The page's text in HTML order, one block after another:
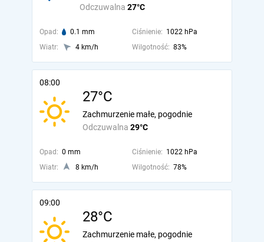
Odczuwalna 27°C
Opad: 0.1 mm Ciśnienie: 1022 hPa
Wiatr:
4 km/h Wilgotność: 83%
08:00
27°C
Odczuwalna 29°C
Zachmurzenie małe, pogodnie
Opad: 0 mm Ciśnienie: 1022 hPa
Wiatr:
8 km/h Wilgotność: 78%
09:00
28°C
Zachmurzenie małe, pogodnie